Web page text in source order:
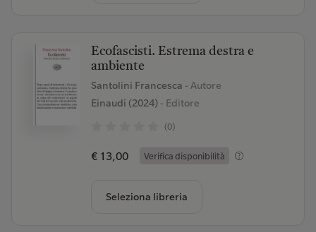
Ecofascisti. Estrema destra e
ambiente
Santolini Francesca - Autore
Einaudi (2024)- Editore
(0)
€ 13,00 Verifica disponibilità
Seleziona libreria